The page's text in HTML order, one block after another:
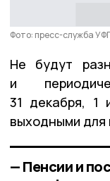
Фото: пресс-служба
Не будут
и
31 декабря, 1
выходными для
— Пенсии и